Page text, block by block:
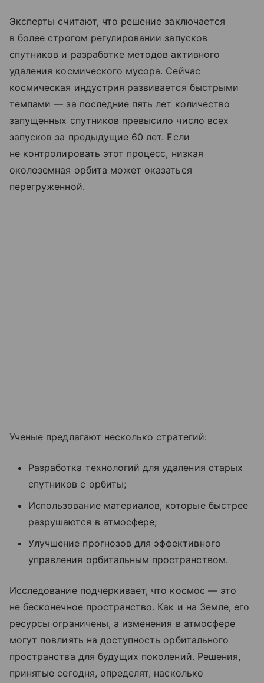
Эксперты считают, что решение заключается
в более строгом регулировании запусков
спутников и разработке методов активного
удаления космического мусора. Сейчас
космическая индустрия развивается быстрыми
темпами — за последние пять лет количество
запущенных спутников превысило число всех
запусков за предыдущие 60 лет. Если
не контролировать этот процесс, низкая
околоземная орбита может оказаться
перегруженной.
Ученые предлагают несколько стратегий:
Разработка технологий для удаления старых
спутников с орбиты;
Использование материалов, которые быстрее
разрушаются в атмосфере;
Улучшение прогнозов для эффективного
управления орбитальным пространством.
Исследование подчеркивает, что космос — это
не бесконечное пространство. Как и на Земле, его
ресурсы ограничены, а изменения в атмосфере
могут повлиять на доступность орбитального
пространства для будущих поколений. Решения,
принятые сегодня, определят, насколько